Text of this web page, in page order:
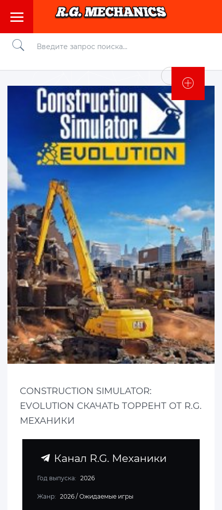
Войти
CONSTRUCTION SIMULATOR:
EVOLUTION СКАЧАТЬ ТОРРЕНТ ОТ R.G.
МЕХАНИКИ
Канал R.G. Механики
Год выпуска: 2026
Жанр: 2026 / Ожидаемые игры